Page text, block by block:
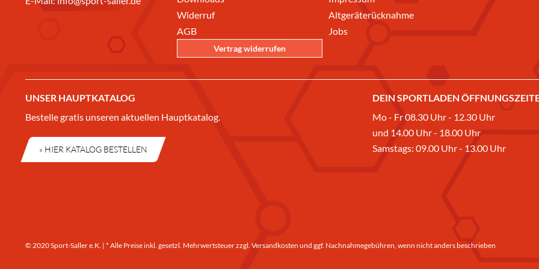
Widerruf
AGB
Vertrag widerrufen
Altgeräterücknahme
Jobs
UNSER HAUPTKATALOG
Bestelle gratis unseren aktuellen Hauptkatalog.
» HIER KATALOG BESTELLEN
DEIN SPORTLADEN
Mo - Fr 08.30 Uhr - 12.30 Uhr
und 14.00 Uhr - 18.00 Uhr
Samstags: 09.00 Uhr - 13.00 Uhr
© 2020 Sport-Saller e.K. | * Alle Preise inkl. gesetzl. Mehrwertsteuer zzgl. Versandkosten und ggf. Nachnahmegebühren, wenn nicht anders beschrieben